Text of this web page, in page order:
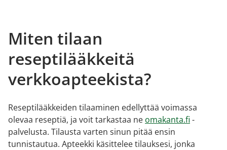
Miten tilaan
reseptilääkkeitä
verkkoapteekista?
Reseptilääkkeiden tilaaminen edellyttää voimassa
olevaa reseptiä, ja voit tarkastaa ne omakanta.fi -
palvelusta. Tilausta varten sinun pitää ensin
tunnistautua. Apteekki käsittelee tilauksesi, jonka